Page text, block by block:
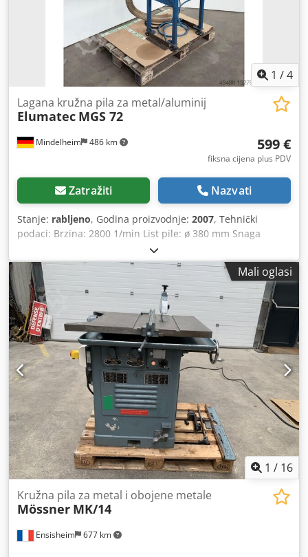
1 /4
Mindelheim 486 km
Lagana kružna pila za metal/aluminij
Elumatec MGS 72
599 €
fiksna cijena plus PDV
Zatražiti Nazvati
Stanje: rabljeno, Godina proizvodnje: 2007, Tehnički
podaci: Brzina: 2800 1/min List pile: ø 380 mm Snaga
motora: 3000W Valjkasti transporter, cca: 128 mm Težina,
cca: 200 kg Dksdpfx Asrwlwvoiljr Dimenzije (ŠxDxV),
približno: 1760 x 800 x 1680 mm
Mali oglasi
1 / 16
Ensisheim 677 km
Kružna pila za metal i obojene metale
Mössner MK/14